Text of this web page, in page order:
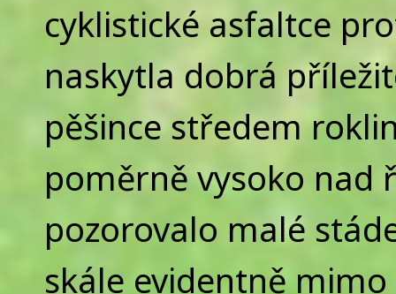
cyklistické asfaltce
naskytla dobrá
pěšince středem
poměrně vysoko nad
pozorovalo malé
skále evidentně